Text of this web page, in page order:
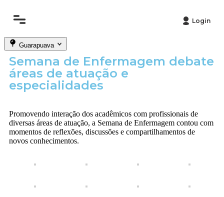
Login
Guarapuava
Semana de Enfermagem debate
áreas de atuação e
especialidades
Promovendo interação dos acadêmicos com profissionais de
diversas áreas de atuação, a Semana de Enfermagem contou com
momentos de reflexões, discussões e compartilhamentos de
novos conhecimentos.